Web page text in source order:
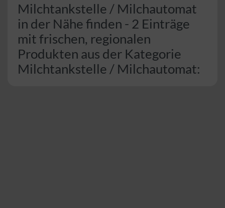
Milchtankstelle / Milchautomat
in der Nähe finden - 2 Einträge
mit frischen, regionalen
Produkten aus der Kategorie
Milchtankstelle / Milchautomat: